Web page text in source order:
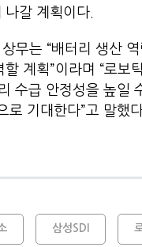
갈 계획이다.
무는 “배터리 생산
계획”이라며 “로보
수급 안정성을 높일
로 기대한다”고 말했
삼성SDI